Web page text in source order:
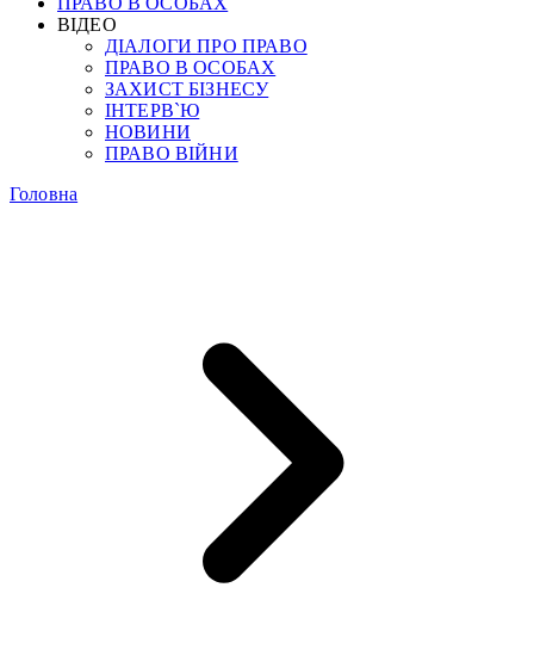
ВІДЕО
ДІАЛОГИ ПРО ПРАВО
ПРАВО В ОСОБАХ
ЗАХИСТ БІЗНЕСУ
ІНТЕРВ`Ю
НОВИНИ
ПРАВО ВІЙНИ
Головна